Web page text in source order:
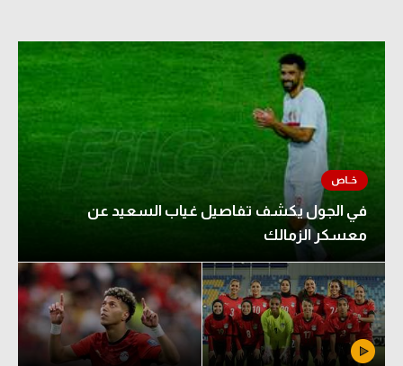
في الجول يكشف تفاصيل غياب السعيد عن
معسكر الزمالك